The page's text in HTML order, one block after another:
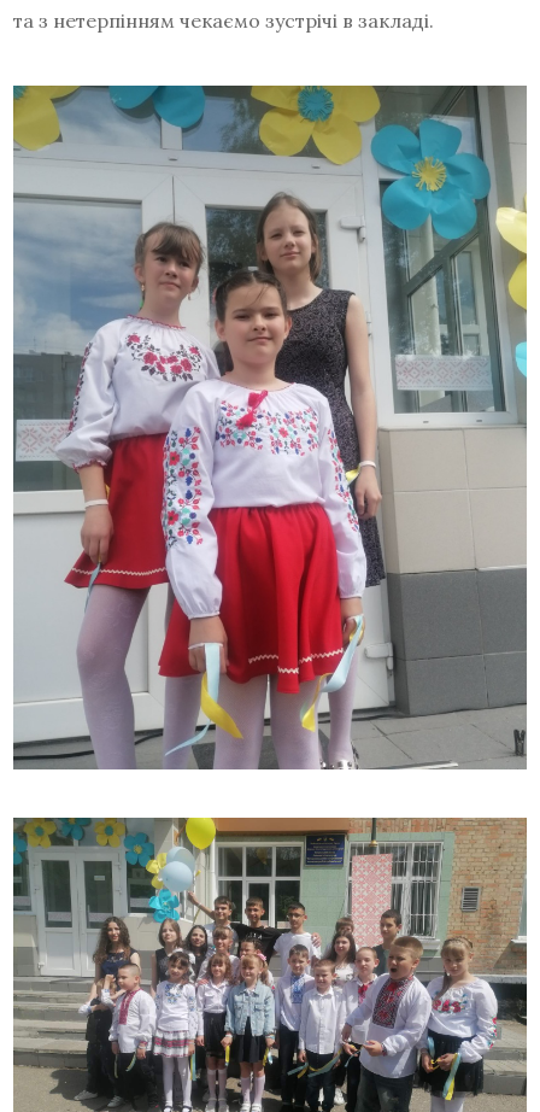
та з нетерпінням чекаємо зустрічі в закладі.